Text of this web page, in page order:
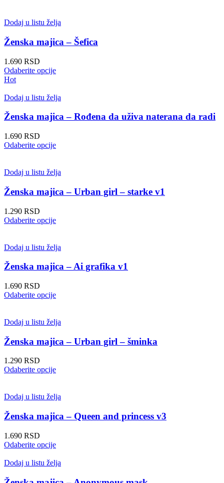
Dodaj u listu želja
Ženska majica – Šefica
1.690 RSD
Odaberite opcijeOvaj
više
Opcije
na
proizvoda.
Hot
Dodaj u listu želja
Ženska majica – Rođena da uživa naterana da radi
1.690 RSD
Odaberite opcijeOvaj
više
Opcije
mogu
na
proizvoda.
Dodaj u listu želja
Ženska majica – Urban girl – starke v1
1.290 RSD
Odaberite opcijeOvaj
više
Opcije
na
proizvoda.
Dodaj u listu želja
Ženska majica – Ai grafika v1
1.690 RSD
Odaberite opcijeOvaj
više
Opcije
mogu
na
proizvoda.
Dodaj u listu želja
Ženska majica – Urban girl – šminka
1.290 RSD
Odaberite opcijeOvaj
više
Opcije
mogu
na
stranici
proizvoda.
Dodaj u listu želja
Ženska majica – Queen and princess v3
1.690 RSD
Odaberite opcijeOvaj
ima
varijanti.
Dodaj u listu želja